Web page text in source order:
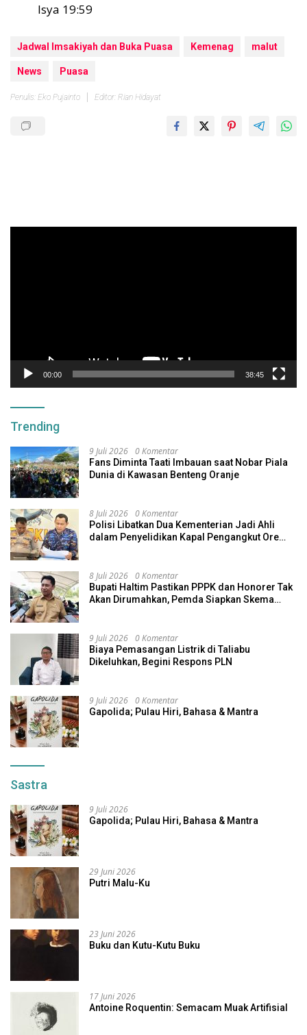
Isya 19:59
Jadwal Imsakiyah dan Buka Puasa Kemenag malut
News Puasa
Penulis: Eko Pujainto Editor: Rian Hidayat
00:00 38:45
Trending
9 Juli 2026 0 Komentar
Fans Diminta Taati Imbauan saat Nobar Piala
Dunia di Kawasan Benteng Oranje
8 Juli 2026 0 Komentar
Polisi Libatkan Dua Kementerian Jadi Ahli
dalam Penyelidikan Kapal Pengangkut Ore
8 Juli 2026 0 Komentar
Bupati Haltim Pastikan PPPK dan Honorer Tak
Akan Dirumahkan, Pemda Siapkan Skema
9 Juli 2026 0 Komentar
Biaya Pemasangan Listrik di Taliabu
Dikeluhkan, Begini Respons PLN
9 Juli 2026 0 Komentar
Gapolida; Pulau Hiri, Bahasa & Mantra
Sastra
9 Juli 2026
Gapolida; Pulau Hiri, Bahasa & Mantra
29 Juni 2026
Putri Malu-Ku
23 Juni 2026
Buku dan Kutu-Kutu Buku
17 Juni 2026
Antoine Roquentin: Semacam Muak Artifisial